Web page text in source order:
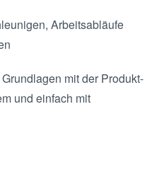
Arbeitsabläufe
mit der Produkt-
und einfach mit